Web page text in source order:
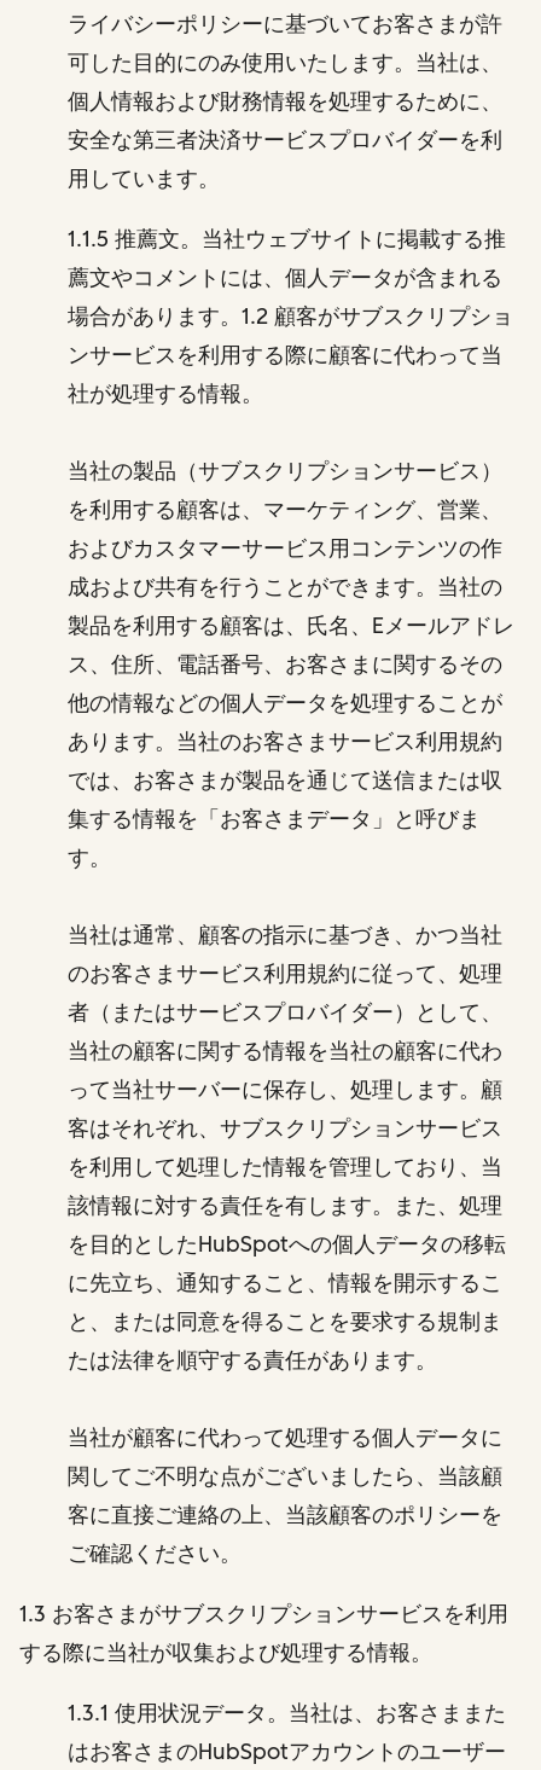
ライバシーポリシーに基づいてお客さまが許
可した目的にのみ使用いたします。当社は、
個人情報および財務情報を処理するために、
安全な第三者決済サービスプロバイダーを利
用しています。
1.1.5 推薦文。当社ウェブサイトに掲載する推
薦文やコメントには、個人データが含まれる
場合があります。1.2 顧客がサブスクリプショ
ンサービスを利用する際に顧客に代わって当
社が処理する情報。
当社の製品（サブスクリプションサービス）
を利用する顧客は、マーケティング、営業、
およびカスタマーサービス用コンテンツの作
成および共有を行うことができます。当社の
製品を利用する顧客は、氏名、Eメールアドレ
ス、住所、電話番号、お客さまに関するその
他の情報などの個人データを処理することが
あります。当社のお客さまサービス利用規約
では、お客さまが製品を通じて送信または収
集する情報を「お客さまデータ」と呼びま
す。
当社は通常、顧客の指示に基づき、かつ当社
のお客さまサービス利用規約に従って、処理
者（またはサービスプロバイダー）として、
当社の顧客に関する情報を当社の顧客に代わ
って当社サーバーに保存し、処理します。顧
客はそれぞれ、サブスクリプションサービス
を利用して処理した情報を管理しており、当
該情報に対する責任を有します。また、処理
を目的としたHubSpotへの個人データの移転
に先立ち、通知すること、情報を開示するこ
と、または同意を得ることを要求する規制ま
たは法律を順守する責任があります。
当社が顧客に代わって処理する個人データに
関してご不明な点がございましたら、当該顧
客に直接ご連絡の上、当該顧客のポリシーを
ご確認ください。
1.3 お客さまがサブスクリプションサービスを利用
する際に当社が収集および処理する情報。
1.3.1 使用状況データ。当社は、お客さままた
はお客さまのHubSpotアカウントのユーザー